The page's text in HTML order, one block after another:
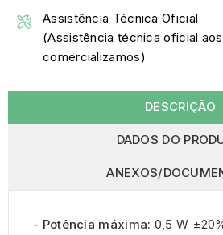
Assistência Técnica Oficial
(Assistência técnica oficial
comercializamos)
DESCRIÇÃO
DADOS DO
ANEXOS/
- Potência máxima: 0,5 W